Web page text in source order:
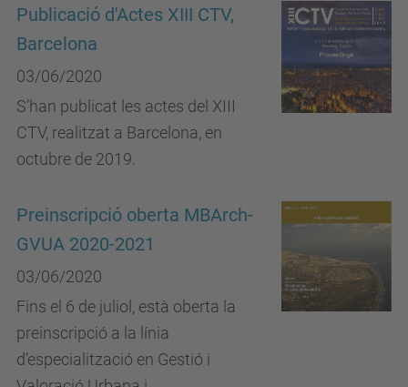
Publicació d'Actes XIII CTV,
Barcelona
03/06/2020
S’han publicat les actes del XIII
CTV, realitzat a Barcelona, en
octubre de 2019.
Preinscripció oberta MBArch-
GVUA 2020-2021
03/06/2020
Fins el 6 de juliol, està oberta la
preinscripció a la línia
d’especialització en Gestió i